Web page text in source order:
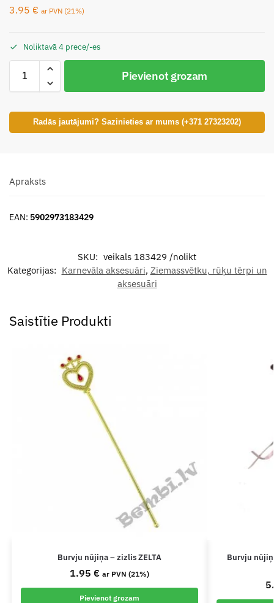
3.95 € ar PVN (21%)
Noliktavā 4 prece/-es
Pievienot grozam
Radās jautājumi? Sazinieties ar mums (+371 27323202)
Apraksts
EAN: 5902973183429
SKU: veikals 183429 /nolikt
Kategorijas: Karnevāla aksesuāri, Ziemassvētku, rūķu tērpi un
aksesuāri
Saistītie Produkti
Burvju nūjiņa – zizlis ZELTA
1.95 € ar PVN (21%)
Pievienot grozam
Burvju